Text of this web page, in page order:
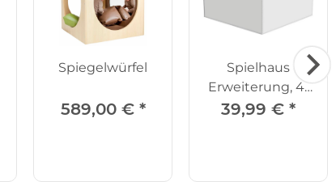
Spiegelwürfel
589,00 € *
Spielhaus
Erweiterung, 4-
tlg.
39,99 € *